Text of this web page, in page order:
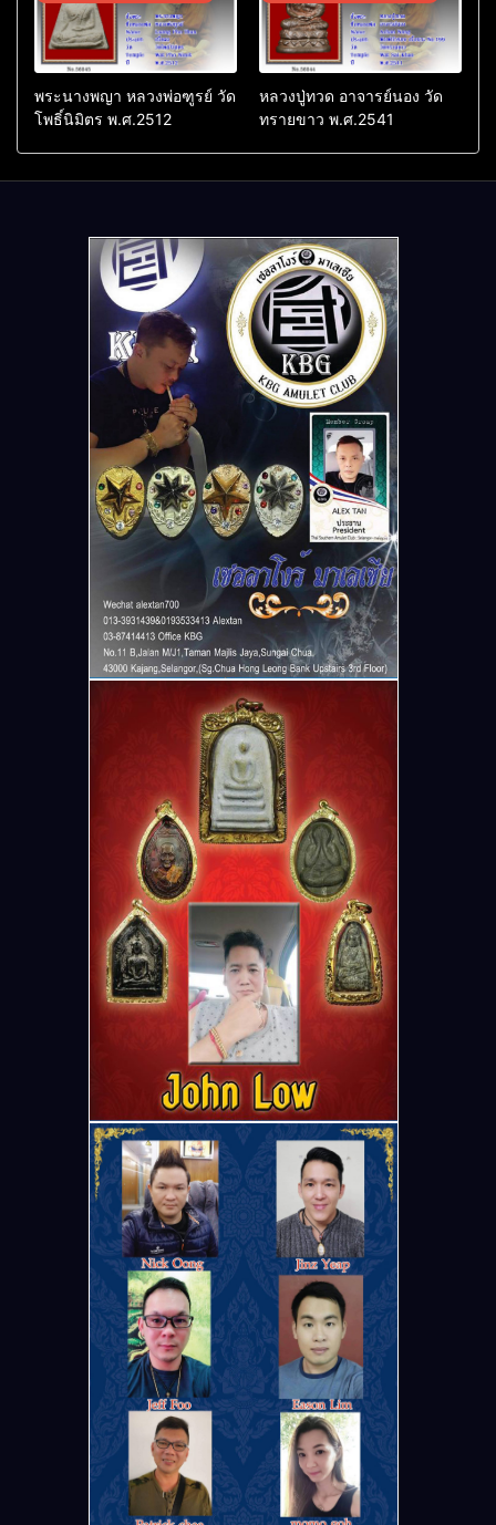
พระนางพญา หลวงพ่อฑูรย์ วัด
โพธิ์นิมิตร พ.ศ.2512
หลวงปู่ทวด อาจารย์นอง วัด
ทรายขาว พ.ศ.2541